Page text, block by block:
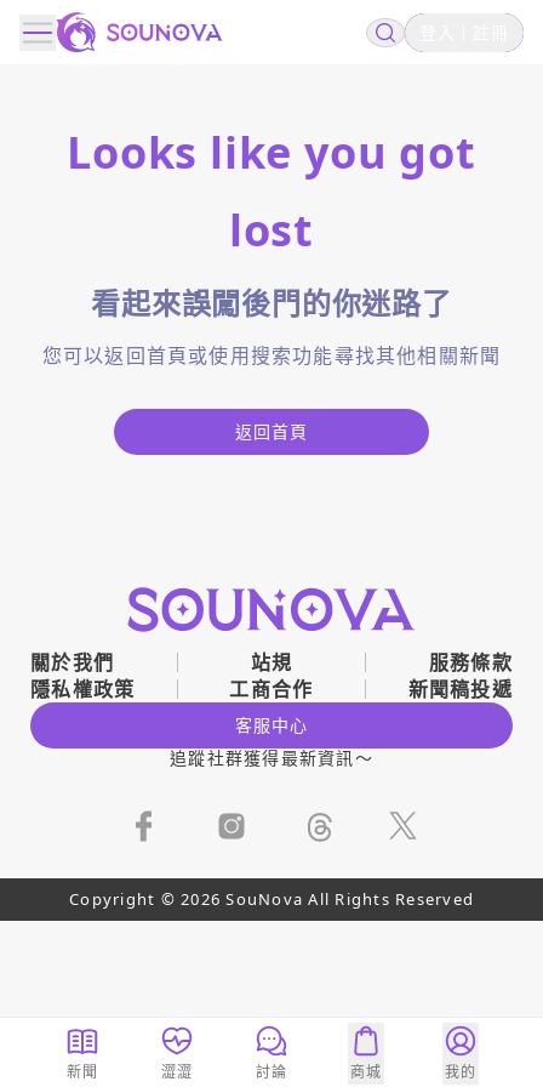
Looks like you got
lost
看起來誤闖後門的你迷路了
您可以返回首頁或使用搜索功能尋找其他相關新聞
返回首頁
關於我們 站規
服務條款
隱私權政策
工商合作 新聞稿投遞
客服中心
追蹤社群獲得最新資訊～
Copyright © 2026 SouNova All Rights Reserved
新聞 澀澀 討論 商城 我的